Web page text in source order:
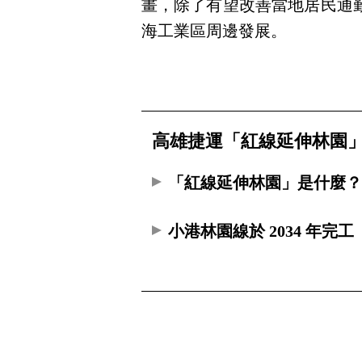
畫，除了有望改善當地居民通
海工業區周邊發展。
高雄捷運「紅線延伸林園
「紅線延伸林園」是什麼？
小港林園線於 2034 年完工